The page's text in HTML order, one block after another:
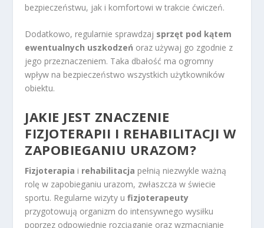
bezpieczeństwu, jak i komfortowi w trakcie ćwiczeń.
Dodatkowo, regularnie sprawdzaj sprzęt pod kątem
ewentualnych uszkodzeń oraz używaj go zgodnie z
jego przeznaczeniem. Taka dbałość ma ogromny
wpływ na bezpieczeństwo wszystkich użytkowników
obiektu.
JAKIE JEST ZNACZENIE
FIZJOTERAPII I REHABILITACJI W
ZAPOBIEGANIU URAZOM?
Fizjoterapia i rehabilitacja pełnią niezwykle ważną
rolę w zapobieganiu urazom, zwłaszcza w świecie
sportu. Regularne wizyty ufizjoterapeuty
przygotowują organizm do intensywnego wysiłku
poprzez odpowiednie rozciąganie oraz wzmacnianie